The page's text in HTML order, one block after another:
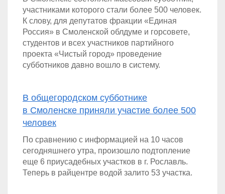
участниками которого стали более 500 человек.
К слову, для депутатов фракции «Единая
Россия» в Смоленской облдуме и горсовете,
студентов и всех участников партийного
проекта «Чистый город» проведение
субботников давно вошло в систему.
В общегородском субботнике
в Смоленске приняли участие более 500
человек
По сравнению с информацией на 10 часов
сегодняшнего утра, произошло подтопление
еще 6 приусадебных участков в г. Рославль.
Теперь в райцентре водой залито 53 участка.